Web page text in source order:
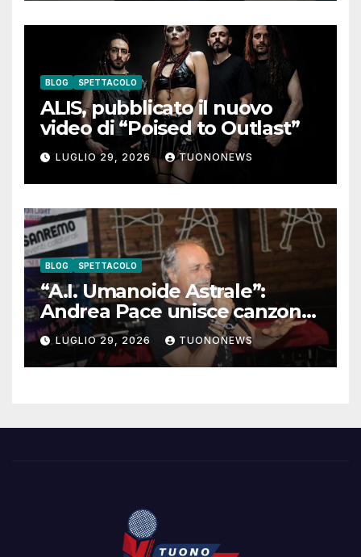
BLOG SPETTACOLO
ALIS, pubblicato il nuovo
video di “Poised to Outlast”
LUGLIO 29, 2026 TUONONEWS
BLOG SPETTACOLO
“A.I. Umanoide Astrale”:
Andrea Pace unisce canzone
d’autore e ricerca
contemporanea
LUGLIO 29, 2026 TUONONEWS